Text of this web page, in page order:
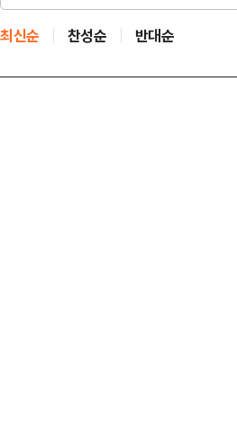
최신순 찬성순 반대순